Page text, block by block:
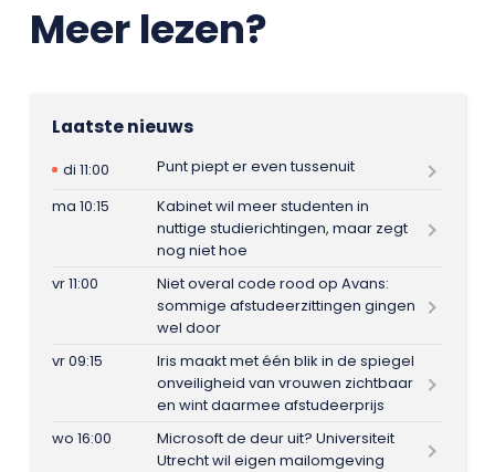
Meer lezen?
Laatste nieuws
di 11:00
Punt piept er even tussenuit
ma 10:15
Kabinet wil meer studenten in
nuttige studierichtingen, maar zegt
nog niet hoe
vr 11:00
Niet overal code rood op Avans:
sommige afstudeerzittingen gingen
wel door
vr 09:15
Iris maakt met één blik in de spiegel
onveiligheid van vrouwen zichtbaar
en wint daarmee afstudeerprijs
wo 16:00
Microsoft de deur uit? Universiteit
Utrecht wil eigen mailomgeving